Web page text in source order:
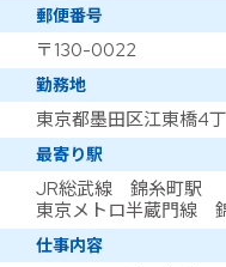
郵便番号
〒130-0022
勤務地
東京都墨田区江東橋4
最寄り駅
JR総武線 錦糸町駅
東京メトロ半蔵門線
仕事内容